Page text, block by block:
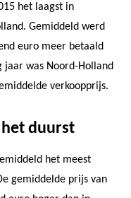
het laagst in
Gemiddeld werd
euro meer betaald
jaar was Noord-Holland
verkoopprijs.
duurst
het meest
gemiddelde prijs van